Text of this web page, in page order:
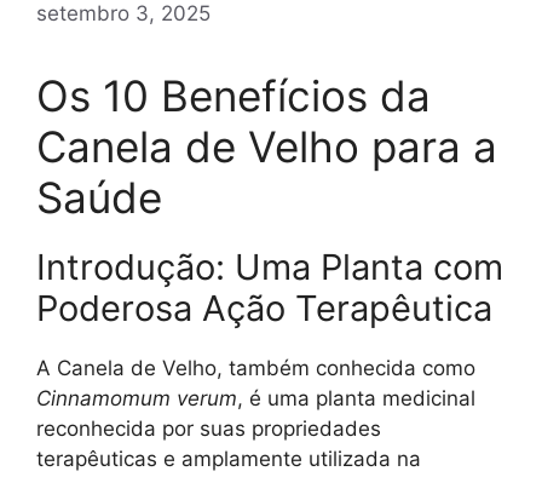
setembro 3, 2025
Os 10 Benefícios da
Canela de Velho para a
Saúde
Introdução: Uma Planta com
Poderosa Ação Terapêutica
A Canela de Velho, também conhecida como
Cinnamomum verum, é uma planta medicinal
reconhecida por suas propriedades
terapêuticas e amplamente utilizada na